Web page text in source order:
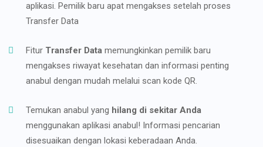
aplikasi. Pemilik baru apat mengakses setelah proses
Transfer Data
Fitur Transfer Data memungkinkan pemilik baru
mengakses riwayat kesehatan dan informasi penting
anabul dengan mudah melalui scan kode QR.
Temukan anabul yang hilang di sekitar Anda
menggunakan aplikasi anabul! Informasi pencarian
disesuaikan dengan lokasi keberadaan Anda.